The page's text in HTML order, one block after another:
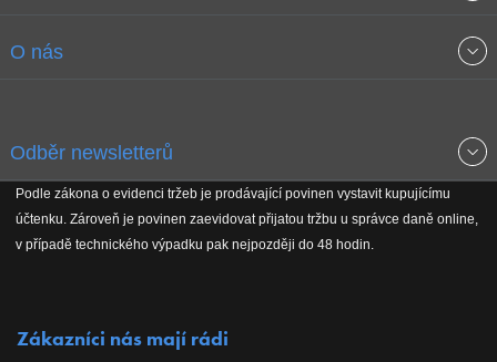
Obchodní podmínky
Reklamační řád
O nás
Koho podporujeme
Odběr newsletterů
Podle zákona o evidenci tržeb je prodávající povinen vystavit kupujícímu
účtenku. Zároveň je povinen zaevidovat přijatou tržbu u správce daně online,
v případě technického výpadku pak nejpozději do 48 hodin.
Zákazníci nás mají rádi